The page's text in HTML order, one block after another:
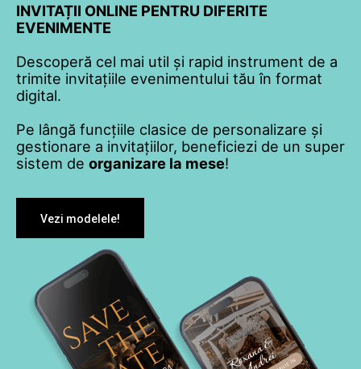
INVITAȚII ONLINE PENTRU DIFERITE
EVENIMENTE
Descoperă cel mai util și rapid instrument de a
trimite invitațiile evenimentului tău în format
digital.
Pe lângă funcțiile clasice de personalizare și
gestionare a invitațiilor, beneficiezi de un super
sistem de organizare la mese!
Vezi modelele!